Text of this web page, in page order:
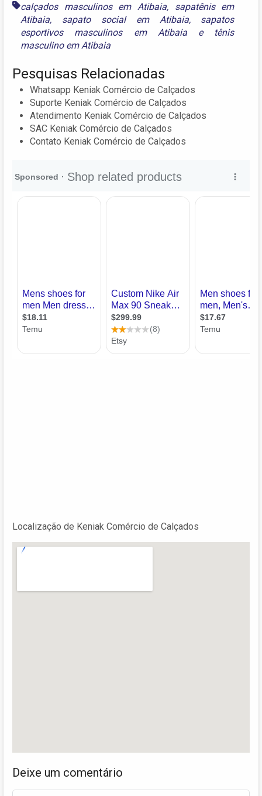
calçados masculinos em Atibaia, sapatênis em
Atibaia, sapato social em Atibaia, sapatos
esportivos masculinos em Atibaiae tênis
masculino em Atibaia
Pesquisas Relacionadas
Whatsapp Keniak Comércio de Calçados
Suporte Keniak Comércio de Calçados
Atendimento Keniak Comércio de Calçados
SAC Keniak Comércio de Calçados
Contato Keniak Comércio de Calçados
Localização de Keniak Comércio de Calçados
Deixe um comentário